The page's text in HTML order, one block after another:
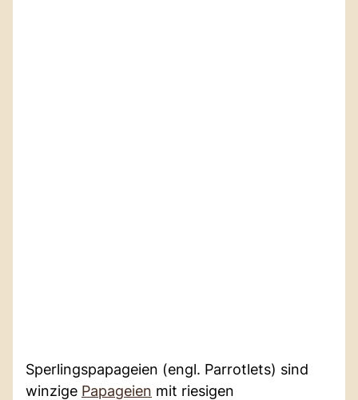
Sperlingspapageien (engl. Parrotlets) sind
winzige Papageien mit riesigen